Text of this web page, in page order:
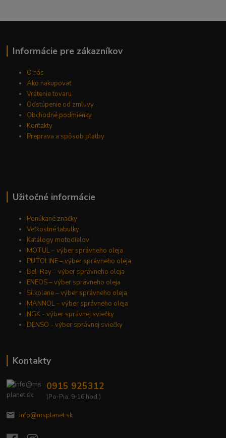
Informácie pre zákazníkov
O nás
Ako nakupovať
Vrátenie tovaru
Odstúpenie od zmluvy
Obchodné podmienky
Kontakty
Preprava a spôsob platby
Užitočné informácie
Ponúkané značky
Veľkostné tabulky
Katálogy motodielov
MOTUL – výber správneho oleja
PUTOLINE – výber správneho oleja
Bel-Ray – výber správneho oleja
ENEOS – výber správneho oleja
Silkolene – výber správneho oleja
MANNOL – výber správneho oleja
NGK - výber správnej sviečky
DENSO - výber správnej sviečky
Kontakty
0915 925312
(Po-Pia, 9-16 hod.)
info@msplanet.sk